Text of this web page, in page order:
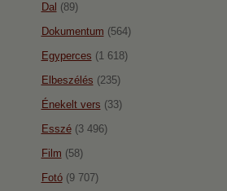
Dal (89)
Dokumentum (564)
Egyperces (1 618)
Elbeszélés (235)
Énekelt vers (33)
Esszé(3 496)
Film (58)
Fotó(9 707)